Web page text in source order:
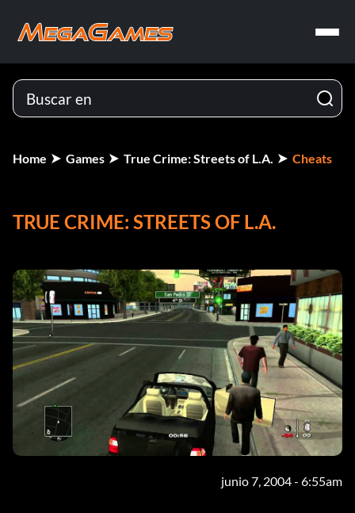
Home Games True Crime: Streets of L.A. Cheats
TRUE CRIME: STREETS OF L.A.
junio 7, 2004 - 6:55am